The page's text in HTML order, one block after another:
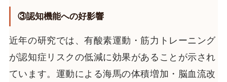
③認知機能への好影響
近年の研究では、有酸素運動・筋力トレーニング
が認知症リスクの低減に効果があることが示され
ています。運動による海馬の体積増加・脳血流改